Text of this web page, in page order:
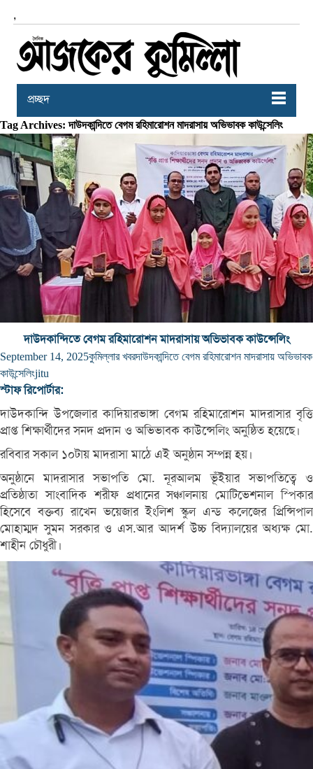
,
প্রচ্ছদ
Tag Archives: দাউদকান্দিতে বেগম রহিমারোশন মাদরাসায় অভিভাবক কাউন্সেলিং
দাউদকান্দিতে বেগম রহিমারোশন মাদরাসায় অভিভাবক কাউন্সেলিং
September 14, 2025কুমিল্লার খবরদাউদকান্দিতে বেগম রহিমারোশন মাদরাসায় অভিভাবক
কাউন্সেলিংjitu
স্টাফ রিপোর্টার:
দাউদকান্দি উপজেলার কাদিয়ারভাঙ্গা বেগম রহিমারোশন মাদরাসার বৃত্তি
প্রাপ্ত শিক্ষার্থীদের সনদ প্রদান ও অভিভাবক কাউন্সেলিং অনুষ্ঠিত হয়েছে।
রবিবার সকাল ১০টায় মাদরাসা মাঠে এই অনুষ্ঠান সম্পন্ন হয়।
অনুষ্ঠানে মাদরাসার সভাপতি মো. নূরআলম ভূঁইয়ার সভাপতিত্বে ও
প্রতিষ্ঠাতা সাংবাদিক শরীফ প্রধানের সঞ্চালনায় মোটিভেশনাল স্পিকার
হিসেবে বক্তব্য রাখেন ভয়েজার ইংলিশ স্কুল এন্ড কলেজের প্রিন্সিপাল
মোহাম্মদ সুমন সরকার ও এস.আর আদর্শ উচ্চ বিদ্যালয়ের অধ্যক্ষ মো.
শাহীন চৌধুরী।